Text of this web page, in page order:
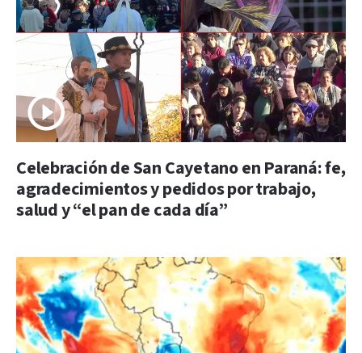
Celebración de San Cayetano en Paraná: fe,
agradecimientos y pedidos por trabajo,
salud y “el pan de cada día”